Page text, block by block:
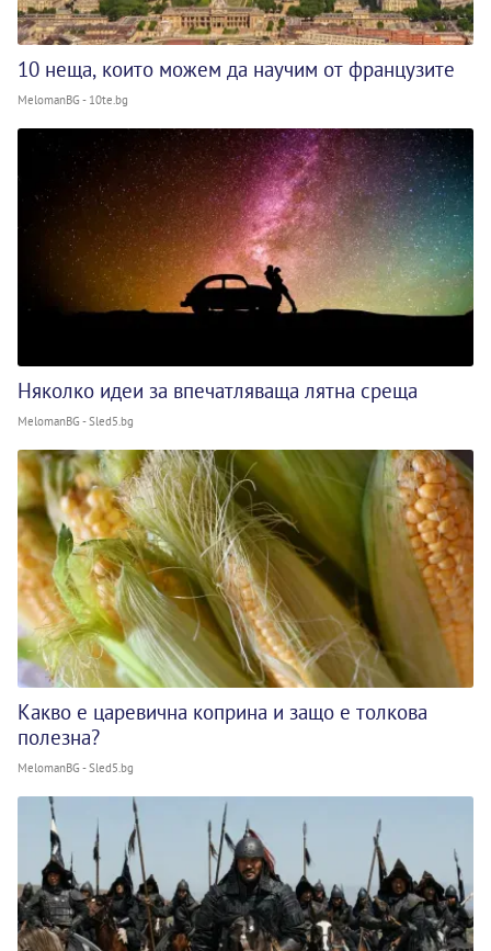
10 неща, които можем да научим от французите
MelomanBG - 10te.bg
Няколко идеи за впечатляваща лятна среща
MelomanBG - Sled5.bg
Какво е царевична коприна и защо е толкова
полезна?
MelomanBG - Sled5.bg